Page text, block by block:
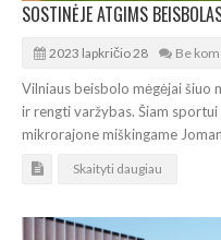
2023 lapkričio 28 Be
Vilniaus beisbolo mėgėjai
ir rengti varžybas. Šiam
mikrorajone miškingame
Skaityti daugiau